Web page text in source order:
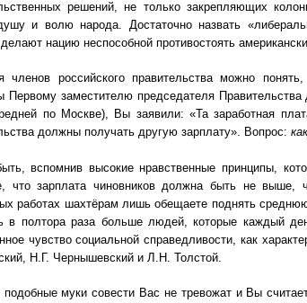
решений, не только закрепляющих
и волю народа. Достаточно назвать
нацию неспособной противостоять
членов российского правительства можно
Первому заместителю председателя
по Москве), Вы заявили: «Та заработная
должны получать другую зарплату». Вопрос:
вспомнив высокие нравственные принципы,
что зарплата чиновников должна быть не
работах шахтёрам лишь обещаете поднять
в полтора раза больше людей, которые каждый
чувство социальной справедливости, как
Н.Г. Чернышевский и Л.Н. Толстой.
муки совести Вас не тревожат и Вы